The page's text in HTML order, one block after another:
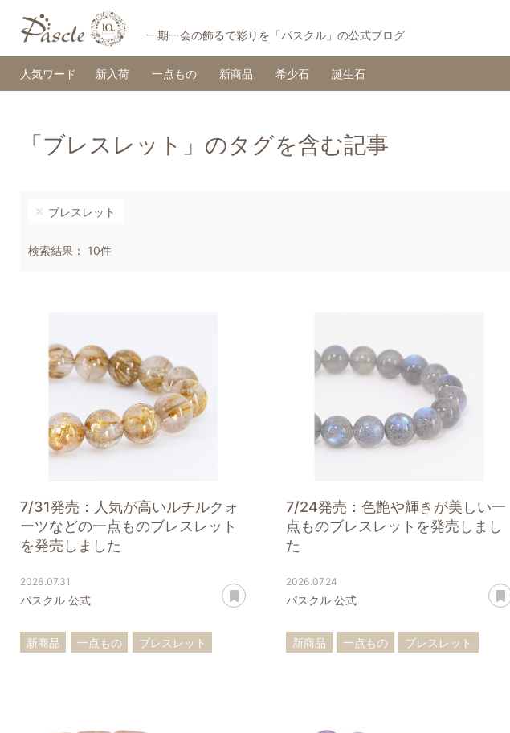
一期一会の飾るで彩りを「パスクル」の公式ブログ
人気ワード 新入荷 一点もの 新商品 希少石 誕生石
「ブレスレット」のタグを含む記事
ブレスレット
検索結果： 10件
7/31発売：人気が高いルチルクォ
ーツなどの一点ものブレスレット
を発売しました
2026.07.31
パスクル 公式
あとで読む
新商品 一点もの
ブレスレット
7/24発売：色艶や輝きが美しい一
点ものブレスレットを発売しまし
た
2026.07.24
パスクル 公式
新商品 一点もの
ブレスレット